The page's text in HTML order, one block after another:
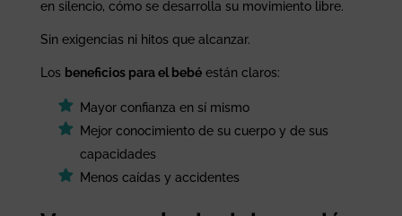
en silencio, cómo se desarrolla su movimiento libre.
Sin exigencias ni hitos que alcanzar.
Los beneficios para el bebéestán claros:
Mayor confianza en sí mismo
Mejor conocimiento de su cuerpo y de sus
capacidades
Menos caídas y accidentes